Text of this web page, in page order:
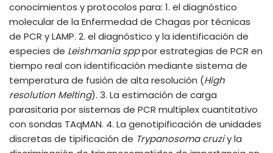
conocimientos y protocolos para: 1. el diagnóstico
molecular de la Enfermedad de Chagas por técnicas
de PCR y LAMP. 2. el diagnóstico y la identificación de
especies de Leishmania spppor estrategias de PCR en
tiempo real con identificación mediante sistema de
temperatura de fusión de alta resolución (High
resolution Melting). 3. La estimación de carga
parasitaria por sistemas de PCR multiplex cuantitativo
con sondas TAqMAN. 4. La genotipificación de unidades
discretas de tipificación de Trypanosoma cruziy la